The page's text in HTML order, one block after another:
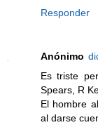
Responder
Anónimo
Es triste
Spears, R
El hombre
al darse